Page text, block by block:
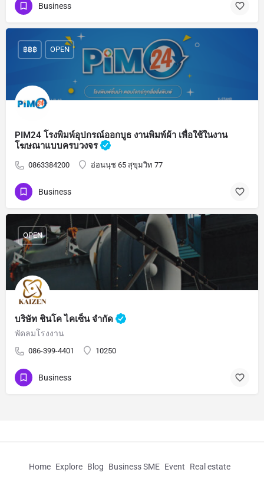
Business
PIM24 โรงพิมพ์อุปกรณ์ออกบูธ งานพิมพ์ผ้า เพื่อใช้ในงาน
โฆษณาแบบครบวงจร
0863384200 อ่อนนุช 65 สุขุมวิท 77
฿฿฿ OPEN
Business
บริษัท ชินโค ไคเซ็น จำกัด
พัดลมโรงงาน
086-399-4401 10250
OPEN
Business
Home Explore Blog Business SME Event Real estate